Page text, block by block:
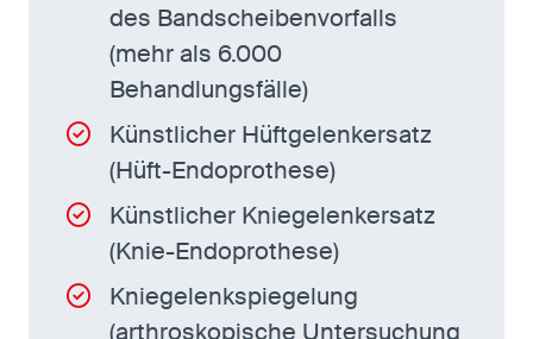
des Bandscheibenvorfalls
(mehr als 6.000
Behandlungsfälle)
Künstlicher Hüftgelenkersatz
(Hüft-Endoprothese)
Künstlicher Kniegelenkersatz
(Knie-Endoprothese)
Kniegelenkspiegelung
(arthroskopische Untersuchung